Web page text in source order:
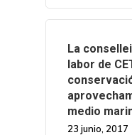
La
labor de
medio
23 junio, 2017